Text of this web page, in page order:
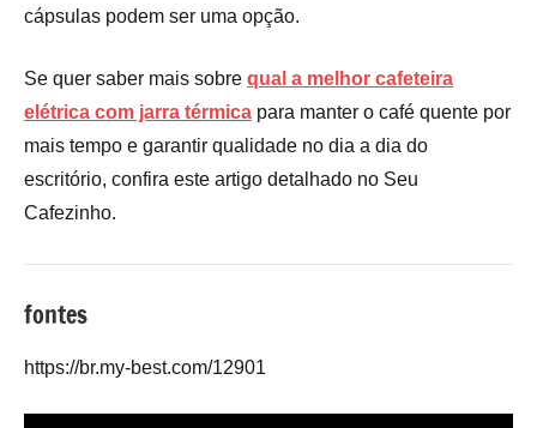
cápsulas podem ser uma opção.
Se quer saber mais sobre qual a melhor cafeteira
elétrica com jarra térmica para manter o café quente por
mais tempo e garantir qualidade no dia a dia do
escritório, confira este artigo detalhado no Seu
Cafezinho.
fontes
https://br.my-best.com/12901